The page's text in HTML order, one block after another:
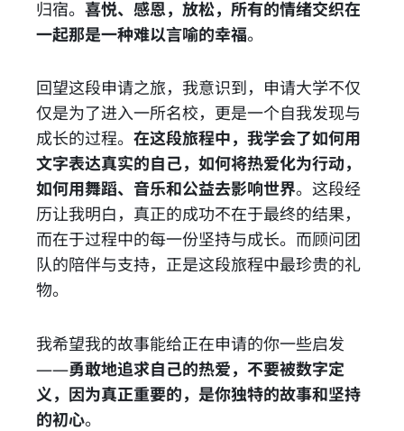
归宿。 喜悦、感恩，放松，所有的情绪交织在
一起那是一种难以言喻的幸福。
回望这段申请之旅，我意识到，申请大学不仅
仅是为了进入一所名校，更是一个自我发现与
成长的过程。 在这段旅程中，我学会了如何用
文字表达真实的自己，如何将热爱化为行动，
如何用舞蹈、音乐和公益去影响世界。这段经
历让我明白，真正的成功不在于最终的结果，
而在于过程中的每一份坚持与成长。而顾问团
队的陪伴与支持，正是这段旅程中最珍贵的礼
物。
我希望我的故事能给正在申请的你一些启发
——勇敢地追求自己的热爱，不要被数字定
义，因为真正重要的，是你独特的故事和坚持
的初心。